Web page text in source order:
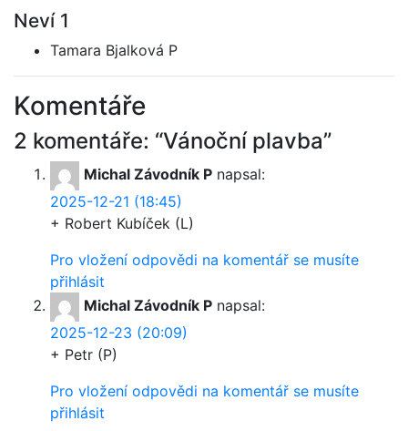
Neví 1
Tamara Bjalková P
Komentáře
2 komentáře: “Vánoční plavba”
Michal Závodník P napsal:
2025-12-21 (18:45)
+ Robert Kubíček (L)
Pro vložení odpovědi na komentář se musíte
přihlásit
Michal Závodník P napsal:
2025-12-23 (20:09)
+ Petr (P)
Pro vložení odpovědi na komentář se musíte
přihlásit